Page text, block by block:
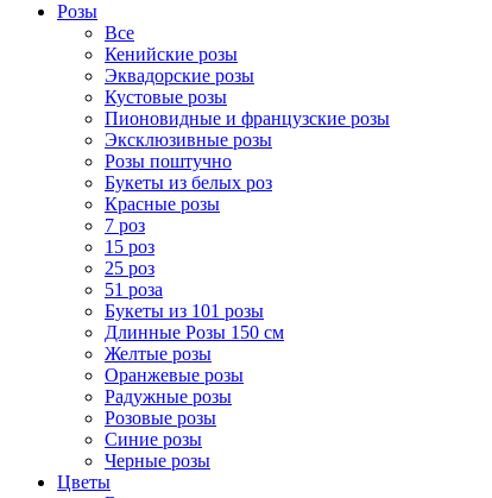
Розы
Все
Кенийские розы
Эквадорские розы
Кустовые розы
Пионовидные и французские розы
Эксклюзивные розы
Розы поштучно
Букеты из белых роз
Красные розы
7 роз
15 роз
25 роз
51 роза
Букеты из 101 розы
Длинные Розы 150 см
Желтые розы
Оранжевые розы
Радужные розы
Розовые розы
Синие розы
Черные розы
Цветы